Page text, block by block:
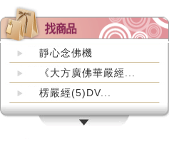
靜心念佛機
《大方廣佛華嚴經...
楞嚴經(5)DV...